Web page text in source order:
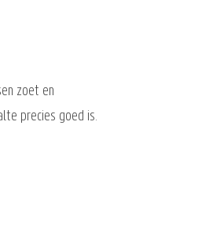
zoet en
precies goed is.